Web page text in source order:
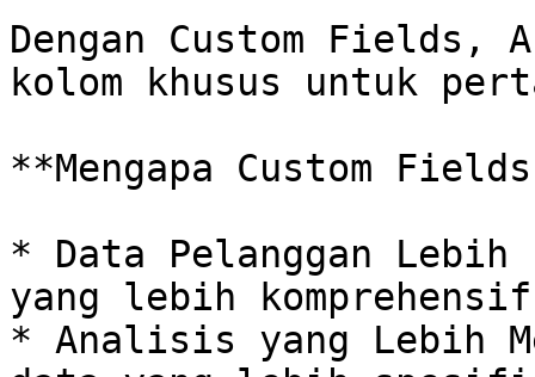
Dengan Custom Fields,
kolom khusus untuk
**Mengapa Custom
* Data Pelanggan Lebih
yang lebih
* Analisis yang Lebih